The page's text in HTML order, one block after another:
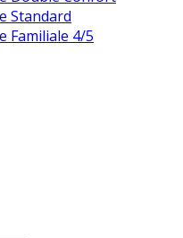
Standard
Familiale 4/5